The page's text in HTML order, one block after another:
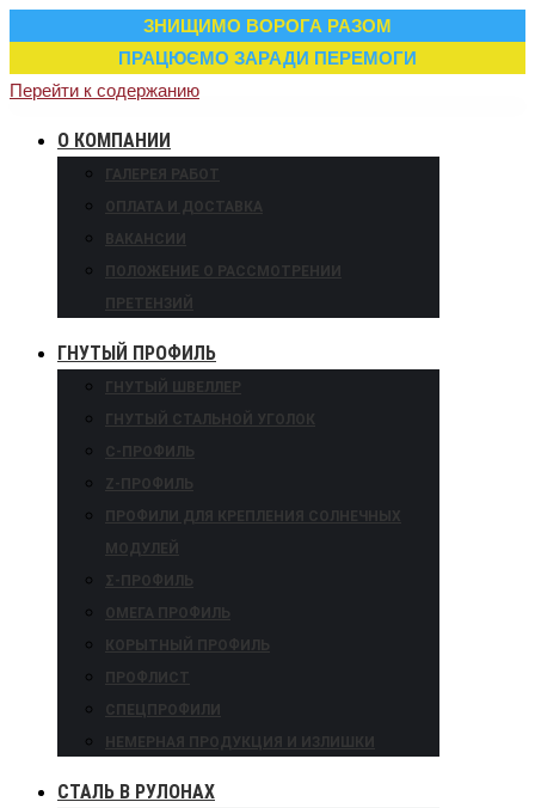
ЗНИЩИМО ВОРОГА РАЗОМ
ПРАЦЮЄМО ЗАРАДИ ПЕРЕМОГИ
Перейти к содержанию
О КОМПАНИИ
ГАЛЕРЕЯ РАБОТ
ОПЛАТА И ДОСТАВКА
ВАКАНСИИ
ПОЛОЖЕНИЕ О РАССМОТРЕНИИ
ПРЕТЕНЗИЙ
ГНУТЫЙ ПРОФИЛЬ
ГНУТЫЙ ШВЕЛЛЕР
ГНУТЫЙ СТАЛЬНОЙ УГОЛОК
С-ПРОФИЛЬ
Z-ПРОФИЛЬ
ПРОФИЛИ ДЛЯ КРЕПЛЕНИЯ СОЛНЕЧНЫХ
МОДУЛЕЙ
Σ-ПРОФИЛЬ
ОМЕГА ПРОФИЛЬ
КОРЫТНЫЙ ПРОФИЛЬ
ПРОФЛИСТ
СПЕЦПРОФИЛИ
НЕМЕРНАЯ ПРОДУКЦИЯ И ИЗЛИШКИ
СТАЛЬ В РУЛОНАХ